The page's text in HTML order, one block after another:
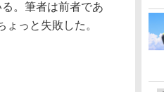
。筆者は前者であ
っと失敗した。